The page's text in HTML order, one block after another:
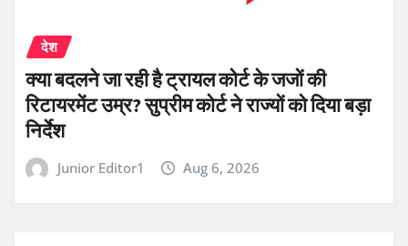
देश
क्या बदलने जा रही है ट्रायल कोर्ट के जजों की
रिटायरमेंट उम्र? सुप्रीम कोर्ट ने राज्यों को दिया बड़ा
निर्देश
Junior Editor1 Aug 6, 2026